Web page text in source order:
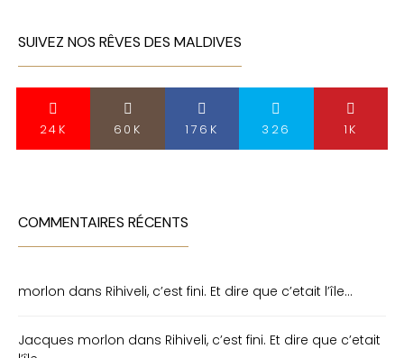
SUIVEZ NOS RÊVES DES MALDIVES
24K 60K 176K 326 1K
COMMENTAIRES RÉCENTS
morlon dans Rihiveli, c’est fini. Et dire que c’etait l’île…
Jacques morlon dans Rihiveli, c’est fini. Et dire que c’etait